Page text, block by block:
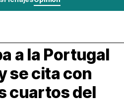
a la Portugal
se cita con
cuartos del